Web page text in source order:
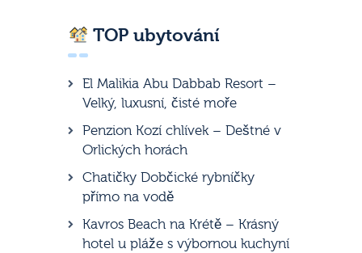
TOP ubytování
El Malikia Abu Dabbab Resort –
Velký, luxusní, čisté moře
Penzion Kozí chlívek – Deštné v
Orlických horách
Chatičky Dobčické rybníčky
přímo na vodě
Kavros Beach na Krétě – Krásný
hotel u pláže s výbornou kuchyní